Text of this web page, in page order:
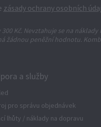
zásady ochrany osobních
Kč. Nevztahuje se na náklady
žádnou peněžní hodnotu.
a služby
pro správu objednávek
lhůty / náklady na dopravu